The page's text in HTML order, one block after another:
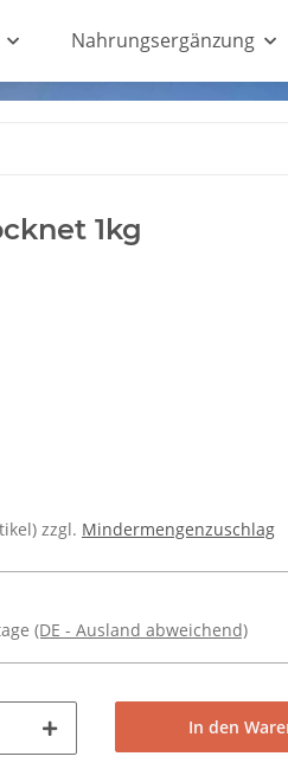
Nahrungsergänzung
1kg
zzgl. Mindermengenzuschlag
(DE - Ausland abweichend)
In den